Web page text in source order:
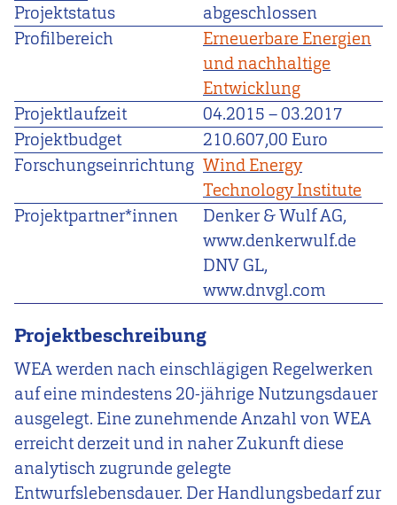
Projektstatus
abgeschlossen
Profilbereich
Erneuerbare Energien
und nachhaltige
Entwicklung
Projektlaufzeit
04.2015 –03.2017
Projektbudget
210.607,00 Euro
Forschungseinrichtung Wind Energy
Technology Institute
Projektpartner*innen
Denker & Wulf AG,
www.denkerwulf.de
DNV GL,
www.dnvgl.com
Projektbeschreibung
WEA werden nach einschlägigen Regelwerken
auf eine mindestens 20-jährige Nutzungsdauer
ausgelegt. Eine zunehmende Anzahl von WEA
erreicht derzeit und in naher Zukunft diese
analytisch zugrunde gelegte
Entwurfslebensdauer. Der Handlungsbedarf zur